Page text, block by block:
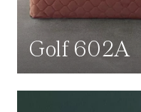
Golf 602A